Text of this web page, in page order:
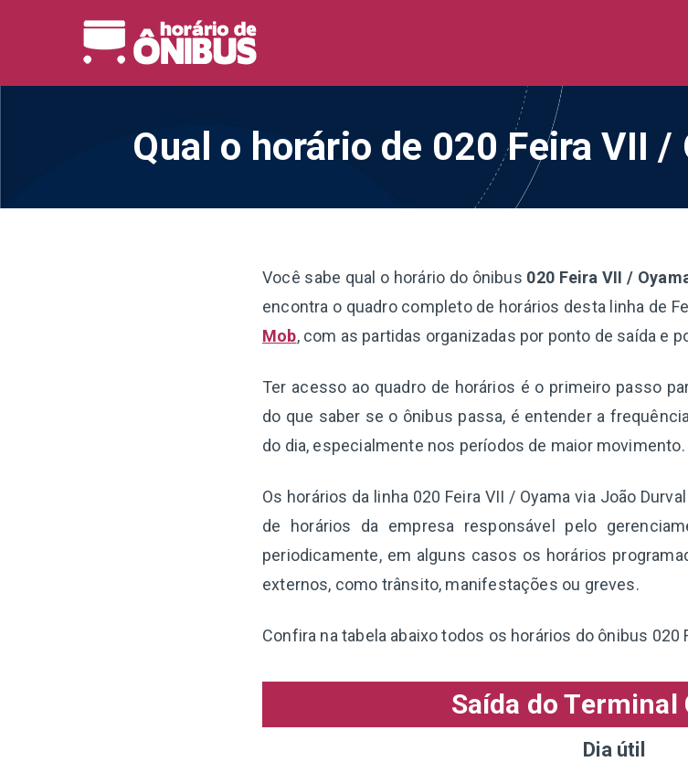
Qual o horário de 020 Feira VII
Você sabe qual o horário do ônibus 020 Feira VII /
encontra o quadro completo de horários desta linha de
Mob, com as partidas organizadas por ponto de saída e
Ter acesso ao quadro de horários é o primeiro passo
do que saber se o ônibus passa, é entender a
do dia, especialmente nos períodos de maior movimento.
Os horários da linha 020 Feira VII / Oyama via João
de horários da empresa responsável pelo
periodicamente, em alguns casos os horários
externos, como trânsito, manifestações ou greves.
Confira na tabela abaixo todos os horários do ônibus 020
Saída do Terminal
Dia útil